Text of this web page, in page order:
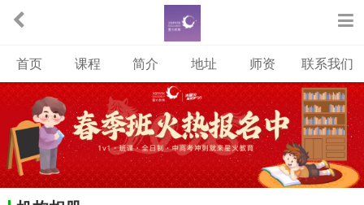
首页 课程 简介 地址 师资 联系我们